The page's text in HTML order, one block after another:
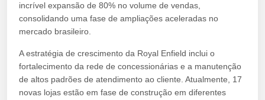
incrível expansão de 80% no volume de vendas,
consolidando uma fase de ampliações aceleradas no
mercado brasileiro.
A estratégia de crescimento da Royal Enfield inclui o
fortalecimento da rede de concessionárias e a manutenção
de altos padrões de atendimento ao cliente. Atualmente, 17
novas lojas estão em fase de construção em diferentes